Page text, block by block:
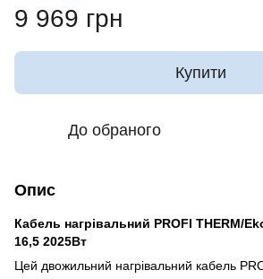
9 969 грн
Купити
До обраного
Опис
Кабель нагрівальний PROFI THERM/
16,5 2025Вт
Цей двожильний нагрівальний кабель